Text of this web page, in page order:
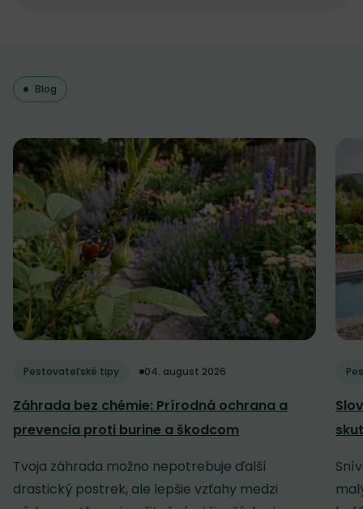
Blog
Pestovateľské tipy 04. august 2026
Záhrada bez chémie: Prírodná ochrana a
prevencia proti burine a škodcom
Tvoja záhrada možno nepotrebuje ďalší
drastický postrek, ale lepšie vzťahy medzi